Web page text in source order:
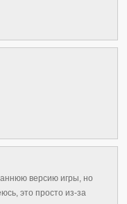
версию игры, но
это просто из-за